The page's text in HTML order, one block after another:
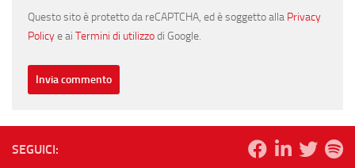
Questo sito è protetto da reCAPTCHA, ed è soggetto alla Privacy
Policye ai Termini di utilizzodi Google.
SEGUICI: